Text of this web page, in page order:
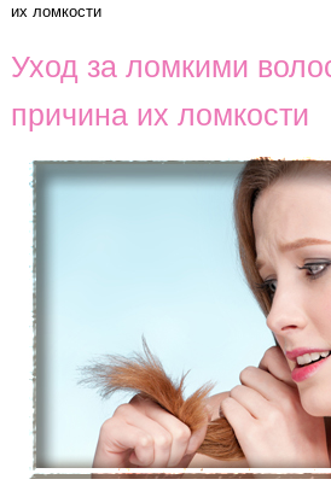
их ломкости
Уход за ломкими
причина их ломкости